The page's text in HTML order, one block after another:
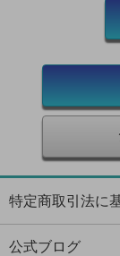
特定商取引法に
公式ブログ